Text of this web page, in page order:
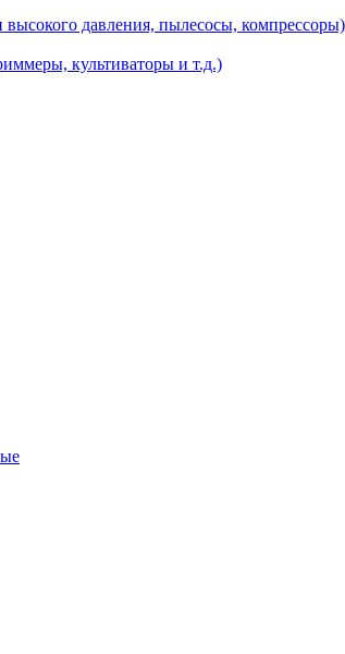
давления, пылесосы, компрессоры)
культиваторы и т.д.)